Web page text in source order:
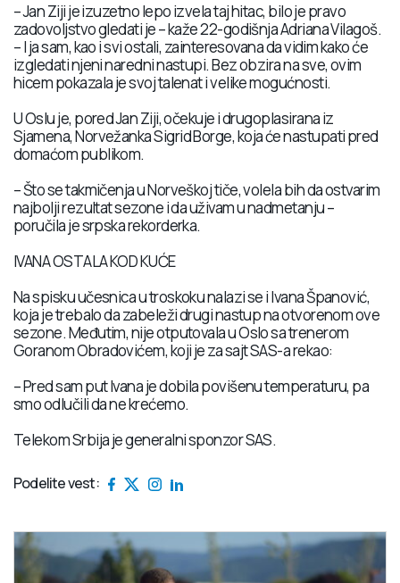
– Jan Ziji je izuzetno lepo izvela taj hitac, bilo je pravo
zadovoljstvo gledati je – kaže 22-godišnja Adriana Vilagoš.
– I ja sam, kao i svi ostali, zainteresovana da vidim kako će
izgledati njeni naredni nastupi. Bez obzira na sve, ovim
hicem pokazala je svoj talenat i velike mogućnosti.
U Oslu je, pored Jan Ziji, očekuje i drugoplasirana iz
Sjamena, Norvežanka Sigrid Borge, koja će nastupati pred
domaćom publikom.
– Što se takmičenja u Norveškoj tiče, volela bih da ostvarim
najbolji rezultat sezone i da uživam u nadmetanju –
poručila je srpska rekorderka.
IVANA OSTALA KOD KUĆE
Na spisku učesnica u troskoku nalazi se i Ivana Španović,
koja je trebalo da zabeleži drugi nastup na otvorenom ove
sezone. Međutim, nije otputovala u Oslo sa trenerom
Goranom Obradovićem, koji je za sajt SAS-a rekao:
– Pred sam put Ivana je dobila povišenu temperaturu, pa
smo odlučili da ne krećemo.
Telekom Srbija je generalni sponzor SAS.
Podelite vest: